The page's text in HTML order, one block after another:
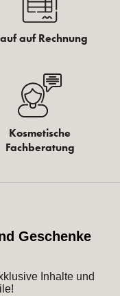
auf Rechnung
Kosmetische
Fachberatung
Geschenke
Inhalte und